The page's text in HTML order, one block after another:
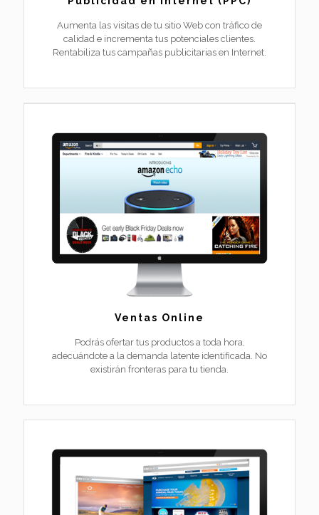
Aumenta las visitas de tu sitio Web con tráfico de
calidad e incrementa tus potenciales clientes.
Rentabiliza tus campañas publicitarias en Internet.
Ventas Online
Podrás ofertar tus productos a toda hora,
adecuándote a la demanda latente identificada. No
existirán fronteras para tu tienda.